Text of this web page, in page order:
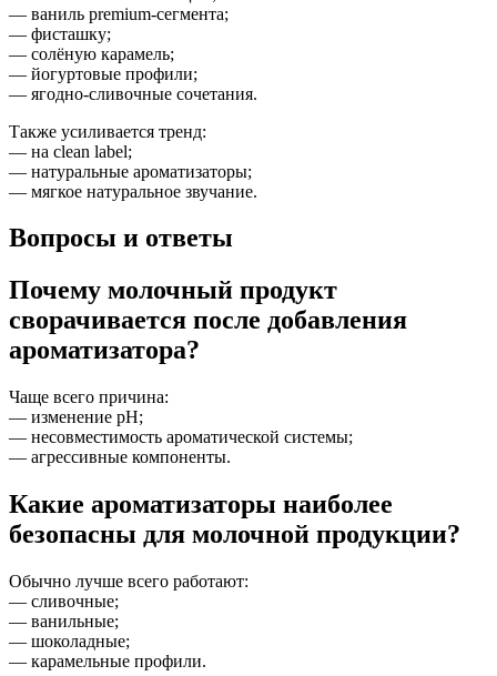
— ваниль premium-сегмента;
— фисташку;
— солёную карамель;
— йогуртовые профили;
— ягодно-сливочные сочетания.
Также усиливается тренд:
— на clean label;
— натуральные ароматизаторы;
— мягкое натуральное звучание.
Вопросы и ответы
Почему молочный продукт
сворачивается после добавления
ароматизатора?
Чаще всего причина:
— изменение pH;
— несовместимость ароматической системы;
— агрессивные компоненты.
Какие ароматизаторы наиболее
безопасны для молочной продукции?
Обычно лучше всего работают:
— сливочные;
— ванильные;
— шоколадные;
— карамельные профили.